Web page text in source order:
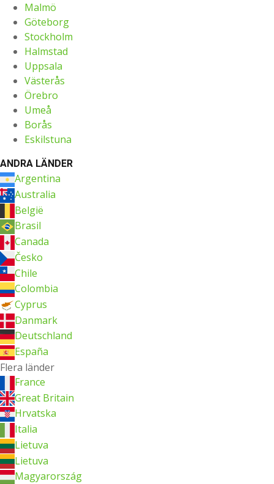
Malmö
Göteborg
Stockholm
Halmstad
Uppsala
Västerås
Örebro
Umeå
Borås
Eskilstuna
ANDRA LÄNDER
Argentina
Australia
België
Brasil
Canada
Česko
Chile
Colombia
Cyprus
Danmark
Deutschland
España
Flera länder
France
Great Britain
Hrvatska
Italia
Lietuva
Lietuva
Magyarország